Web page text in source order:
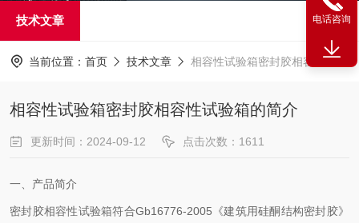
技术文章
当前位置： 首页 技术文章 相容性试验箱密封胶相容性试验箱的简介
相容性试验箱密封胶相容性试验箱的简介
更新时间：2024-09-12 点击次数：1611
一、产品简介
密封胶相容性试验箱符合Gb16776-2005 《建筑用硅酮结构密封胶》
电话咨询